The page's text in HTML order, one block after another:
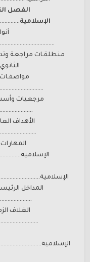
الفصل
الإسلامية
منطلقـات مراجعة
مواصفـات
مرجعيات وأسس
الأهداف
المداخل
الغلاف